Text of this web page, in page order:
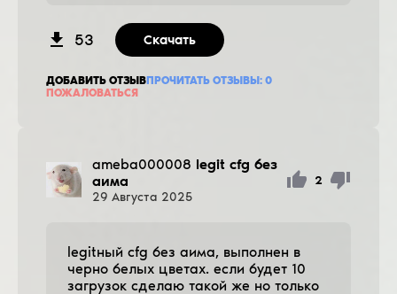
53 Скачать
ДОБАВИТЬ ОТЗЫВПРОЧИТАТЬ ОТЗЫВЫ: 0
ПОЖАЛОВАТЬСЯ
ameba000008 legit cfg без
аима
29 Августа 2025
2
legitный cfg без аима, выполнен в
черно белых цветах. если будет 10
загрузок сделаю такой же но только